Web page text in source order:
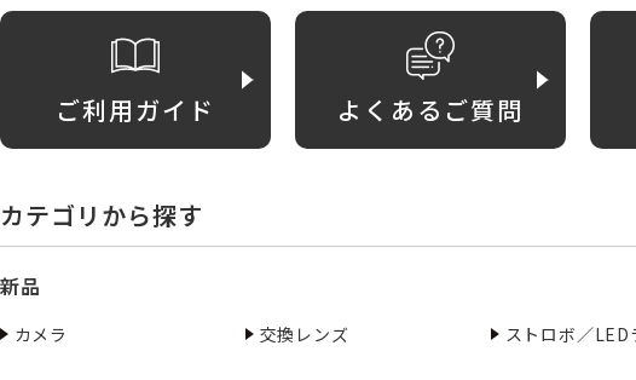
ご利用ガイド よくあるご質問
カテゴリから探す
新品
カメラ 交換レンズ ストロボ／LED